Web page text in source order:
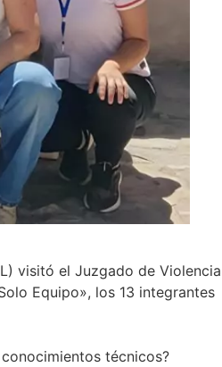
visitó el Juzgado de Violencia
Equipo», los 13 integrantes
técnicos?